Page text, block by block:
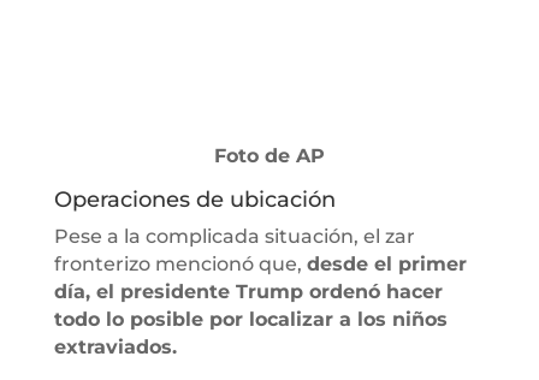
Foto de AP
Operaciones de ubicación
Pese a la complicada situación, el zar
fronterizo mencionó que, desde el primer
día, el presidente Trump ordenó hacer
todo lo posible por localizar a los niños
extraviados.